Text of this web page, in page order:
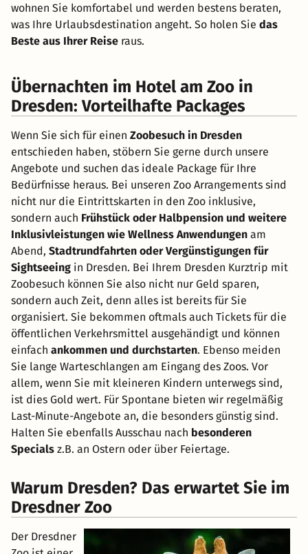
wohnen Sie komfortabel und werden bestens beraten,
was Ihre Urlaubsdestination angeht. So holen Sie das
Beste aus Ihrer Reise raus.
Übernachten im Hotel am Zoo in
Dresden: Vorteilhafte Packages
Wenn Sie sich für einen Zoobesuch in Dresden
entschieden haben, stöbern Sie gerne durch unsere
Angebote und suchen das ideale Package für Ihre
Bedürfnisse heraus. Bei unseren Zoo Arrangements sind
nicht nur die Eintrittskarten in den Zoo inklusive,
sondern auch Frühstück oder Halbpension und weitere
Inklusivleistungen wie Wellness Anwendungen am
Abend, Stadtrundfahrten oder Vergünstigungen für
Sightseeing in Dresden. Bei Ihrem Dresden Kurztrip mit
Zoobesuch können Sie also nicht nur Geld sparen,
sondern auch Zeit, denn alles ist bereits für Sie
organisiert. Sie bekommen oftmals auch Tickets für die
öffentlichen Verkehrsmittel ausgehändigt und können
einfach ankommen und durchstarten. Ebenso meiden
Sie lange Warteschlangen am Eingang des Zoos. Vor
allem, wenn Sie mit kleineren Kindern unterwegs sind,
ist dies Gold wert. Für Spontane bieten wir regelmäßig
Last-Minute-Angebote an, die besonders günstig sind.
Halten Sie ebenfalls Ausschau nach besonderen
Specials z.B. an Ostern oder über Feiertage.
Warum Dresden? Das erwartet Sie im
Dresdner Zoo
Der Dresdner